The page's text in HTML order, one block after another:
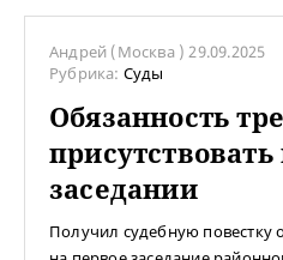
Андрей (Москва )29.09.2025
Рубрика: Суды
Обязанность
заседании
Получил судебную повестку